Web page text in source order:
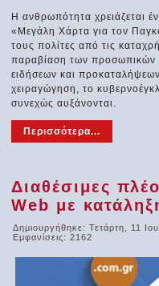
Η ανθρωπότητα χρειάζεται
«Μεγάλη Χάρτα για τον
τους πολίτες από τις
παραβίαση των
ειδήσεων και
χειραγώγηση, το
συνεχώς αυξάνονται.
Περισσότερα...
Διαθέσιμες
Web με
Δημιουργήθηκε: Τετάρτη, 11
Εμφανίσεις: 2162